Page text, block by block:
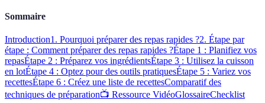
Sommaire
Introduction1. Pourquoi préparer des repas rapides ?2. Étape par
étape : Comment préparer des repas rapides ?Étape 1 : Planifiez vos
repasÉtape 2 : Préparez vos ingrédientsÉtape 3 : Utilisez la cuisson
en lotÉtape 4 : Optez pour des outils pratiquesÉtape 5 : Variez vos
recettesÉtape 6 : Créez une liste de recettesComparatif des
techniques de préparation📺 Ressource VidéoGlossaireChecklist